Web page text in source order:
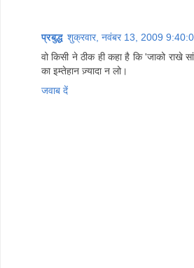
प्रबुद्ध शुक्रवार, नवंबर 13, 2009
वो किसी ने ठीक ही कहा है कि 'जाको राखे
का इम्तेहान ज़्यादा न लो।
जवाब दें